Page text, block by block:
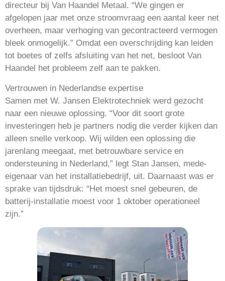
directeur bij Van Haandel Metaal. “We gingen er
afgelopen jaar met onze stroomvraag een aantal keer net
overheen, maar verhoging van gecontracteerd vermogen
bleek onmogelijk.” Omdat een overschrijding kan leiden
tot boetes of zelfs afsluiting van het net, besloot Van
Haandel het probleem zelf aan te pakken.
Vertrouwen in Nederlandse expertise
Samen met W. Jansen Elektrotechniek werd gezocht
naar een nieuwe oplossing. “Voor dit soort grote
investeringen heb je partners nodig die verder kijken dan
alleen snelle verkoop. Wij wilden een oplossing die
jarenlang meegaat, met betrouwbare service en
ondersteuning in Nederland,” legt Stan Jansen, mede-
eigenaar van het installatiebedrijf, uit. Daarnaast was er
sprake van tijdsdruk: “Het moest snel gebeuren, de
batterij-installatie moest voor 1 oktober operationeel
zijn.”